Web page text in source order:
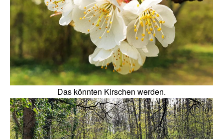
Das könnten Kirschen werden.